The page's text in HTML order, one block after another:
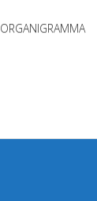
ORGANIGRAMMA